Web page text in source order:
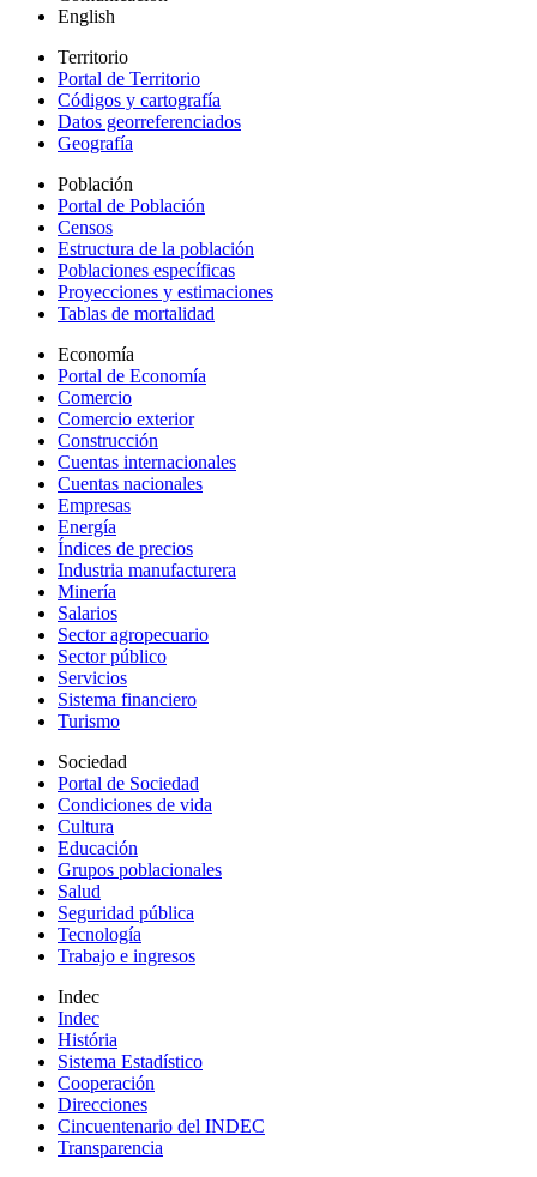
English
Territorio
Portal de Territorio
Códigos y cartografía
Datos georreferenciados
Geografía
Población
Portal de Población
Censos
Estructura de la población
Poblaciones específicas
Proyecciones y estimaciones
Tablas de mortalidad
Economía
Portal de Economía
Comercio
Comercio exterior
Construcción
Cuentas internacionales
Cuentas nacionales
Empresas
Energía
Índices de precios
Industria manufacturera
Minería
Salarios
Sector agropecuario
Sector público
Servicios
Sistema financiero
Turismo
Sociedad
Portal de Sociedad
Condiciones de vida
Cultura
Educación
Grupos poblacionales
Salud
Seguridad pública
Tecnología
Trabajo e ingresos
Indec
Indec
História
Sistema Estadístico
Cooperación
Direcciones
Cincuentenario del INDEC
Transparencia